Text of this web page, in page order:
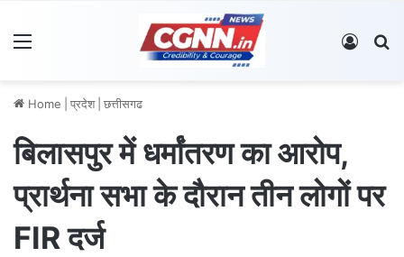
Log In
Home प्रदेश छत्तीसगढ
बिलासपुर में धर्मांतरण का आरोप,
प्रार्थना सभा के दौरान तीन लोगों पर
FIR दर्ज